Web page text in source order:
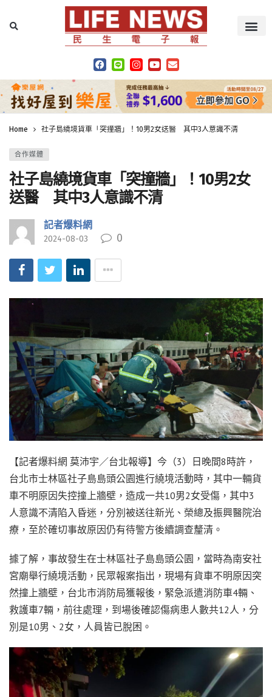
Home 社子島繞境貨車「突撞牆」！10男2女送醫 其中3人意識不清
合作媒體
社子島繞境貨車「突撞牆」！10男2女
送醫 其中3人意識不清
記者爆料網
2024-08-03 0
【記者爆料網 莫沛宇／台北報導】今（3）日晚間8時許，
台北市士林區社子島島頭公園進行繞境活動時，其中一輛貨
車不明原因失控撞上牆壁，造成一共10男2女受傷，其中3
人意識不清陷入昏迷，分別被送往新光、榮總及振興醫院治
療，至於確切事故原因仍有待警方後續調查釐清。
據了解，事故發生在士林區社子島島頭公園，當時為南安社
宮廟舉行繞境活動，民眾報案指出，現場有貨車不明原因突
然撞上牆壁，台北市消防局獲報後，緊急派遣消防車4輛、
救護車7輛，前往處理，到場後確認傷病患人數共12人，分
別是10男、2女，人員皆已脫困。